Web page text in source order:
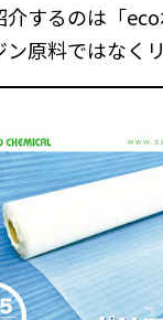
するのは「eco
ン原料ではなく